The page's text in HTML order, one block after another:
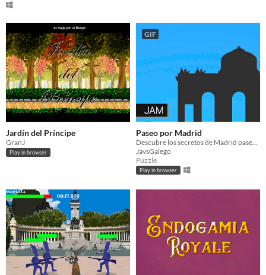
Jardín del Príncipe
GranJ
Play in browser
GIF
Paseo por Madrid
Descubre los secretos de Madrid paseando por una de sus calles más icónicas
JavsGalego
Puzzle
Play in browser